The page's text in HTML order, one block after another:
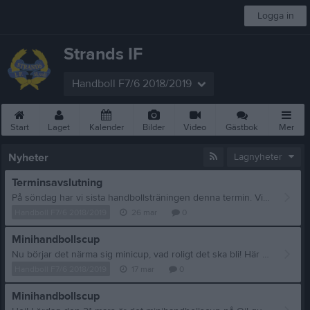
Logga in
Strands IF
Handboll F7/6 2018/2019
Start Laget Kalender Bilder Video Gästbok Mer
Nyheter Lagnyheter
Terminsavslutning
På söndag har vi sista handbollsträningen denna termin. Vi kör träning som vanligt och avslutar med lite fika. I anmälningsutskicket så skickades en fråga med angående allergier. Skriv gärna om ni har någon allergi så vi vet angående fikat. Ses på söndag! Anna och Carro
Minihandbollscup
Nu börjar det närma sig minicup, vad roligt det ska bli! Här kommer lite info inför. Vi har två lag anmälda Lag1 och Lag 2 I lag 1 kommer följande tjejer spela: Rut, Signe H, Selma, Wilma, Ingrid, Sara, Maja Lag 1 har matcher kl 10.00, 11.00, 12.30 Lag 2 Elma, Anna, Elvira, Emilia, Hanna, Elsa, Signe Q Lag 2 har matcher kl 10.00, 12.30, 13.30 Vi samlas båda lagen på Oilquick kl9.15 på lördag. Matcherna kommer var 2×10 minuter Första matchen möter våra två lag varandra. De två senare matcherna kommer vi möta P6/7 från strand, som också har 2 lag. Vår uppgift som lag under cupen är att vi ska baka 5 st långpannekakor som ska säljas i kiosken under dagen. En av dessa kakor ska vara allergivänlig, gluten-laktos- och nötfri. Så det är först till kvarn att baka
Minihandbollscup